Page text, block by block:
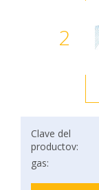
2
Clave del
productov:
gas: